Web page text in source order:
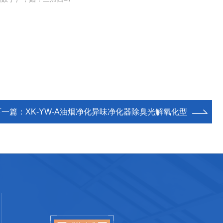
篇： XK-YW-A油烟净化异味净化器除臭光解氧化型